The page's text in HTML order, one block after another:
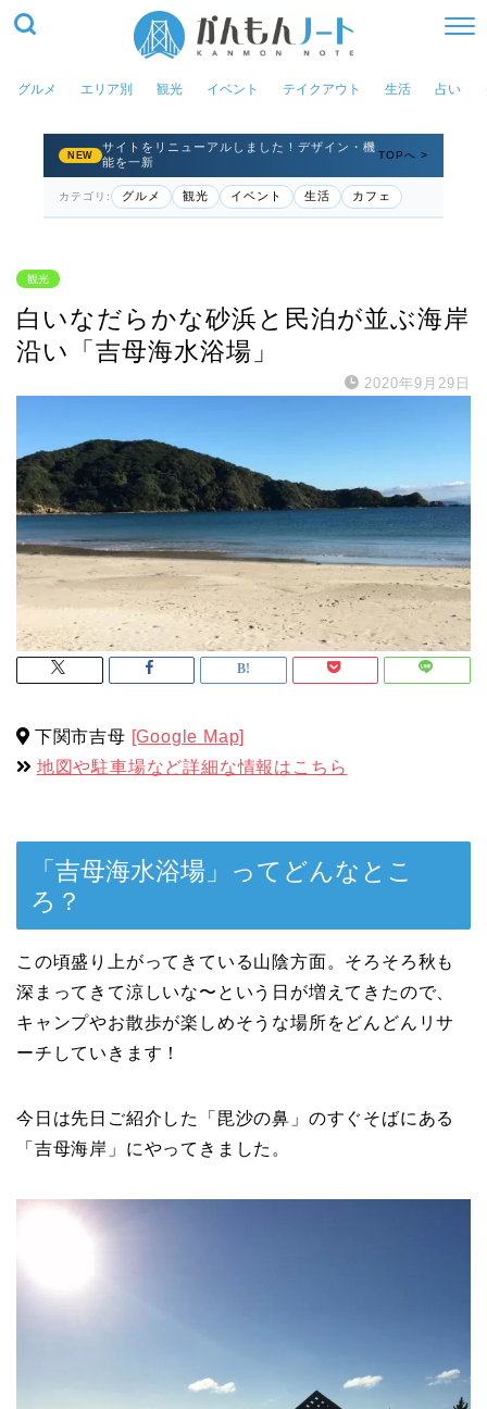
グルメ エリア別 観光 イベント テイクアウト 生活 占い
NEW
サイトをリニューアルしました！デザイン・機
能を一新
TOPへ >
カテゴリ: グルメ 観光 イベント 生活 カフェ
観光
白いなだらかな砂浜と民泊が並ぶ海岸
沿い「吉母海水浴場」
2020年9月29日
下関市吉母 [Google Map]
地図や駐車場など詳細な情報はこちら
「吉母海水浴場」ってどんなとこ
ろ？
この頃盛り上がってきている山陰方面。そろそろ秋も
深まってきて涼しいな〜という日が増えてきたので、
キャンプやお散歩が楽しめそうな場所をどんどんリサ
ーチしていきます！
今日は先日ご紹介した「毘沙の鼻」のすぐそばにある
「吉母海岸」にやってきました。